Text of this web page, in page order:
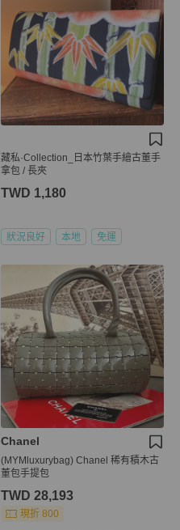
藏私·Collection_日本竹葉手繪古董手
拿包 / 長夾
TWD 1,180
狀況良好 本地 免運
Chanel
(MYMluxurybag) Chanel 稀有積木古
董包手提包
TWD 28,193
現折 800